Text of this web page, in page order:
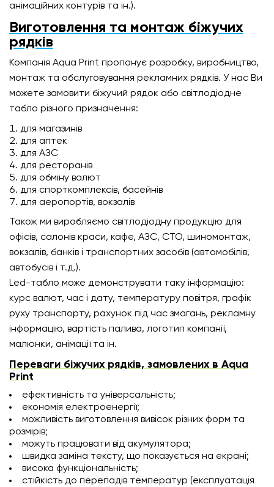
анімаційних контурів та ін.).
Виготовлення та монтаж біжучих
рядків
Компанія Aqua Print пропонує розробку, виробництво,
монтаж та обслуговування рекламних рядків. У нас Ви
можете замовити біжучий рядок або світлодіодне
табло різного призначення:
для магазинів
для аптек
для АЗС
для ресторанів
для обміну валют
для спорткомплексів, басейнів
для аеропортів, вокзалів
Також ми виробляємо світлодіодну продукцію для
офісів, салонів краси, кафе, АЗС, СТО, шиномонтаж,
вокзалів, банків і транспортних засобів (автомобілів,
автобусів і т.д.).
Led-табло може демонструвати таку інформацію:
курс валют, час і дату, температуру повітря, графік
руху транспорту, рахунок під час змагань, рекламну
інформацію, вартість палива, логотип компанії,
малюнки, анімації та ін.
Переваги біжучих рядків, замовлених в Aqua
Print
ефективність та універсальність;
економія електроенергії;
можливість виготовлення вивісок різних форм та
розмірів;
можуть працювати від акумулятора;
швидка заміна тексту, що показується на екрані;
висока функціональність;
стійкість до перепадів температур (експлуатація